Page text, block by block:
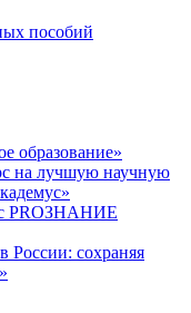
пособий
образование»
на лучшую научную
PROЗНАНИЕ
России: сохраняя